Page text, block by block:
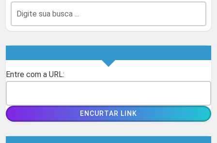
Entre com a URL: